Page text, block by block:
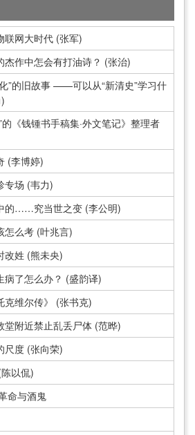
联网大时代 (张军)
杰作中怎会有打油诗？ (张治)
”的旧故事 ——可以从“新清史”学习什
的《钱锺书手稿集·外文笔记》整理者
(李博婷)
专场 (韦力)
的……究当世之变 (李公明)
怎么考 (叶兆言)
改姓 (熊未央)
病了怎么办？ (盛韵译)
克维尔传》 (张书克)
堂附近禁止乱丢尸体 (范晔)
尺度 (张向荣)
以侃)
命与酒鬼